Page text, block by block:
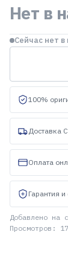
Нет в
Сейчас нет в
100%
Доставка
Оплата
Гарантия
Добавлено на
Просмотров: